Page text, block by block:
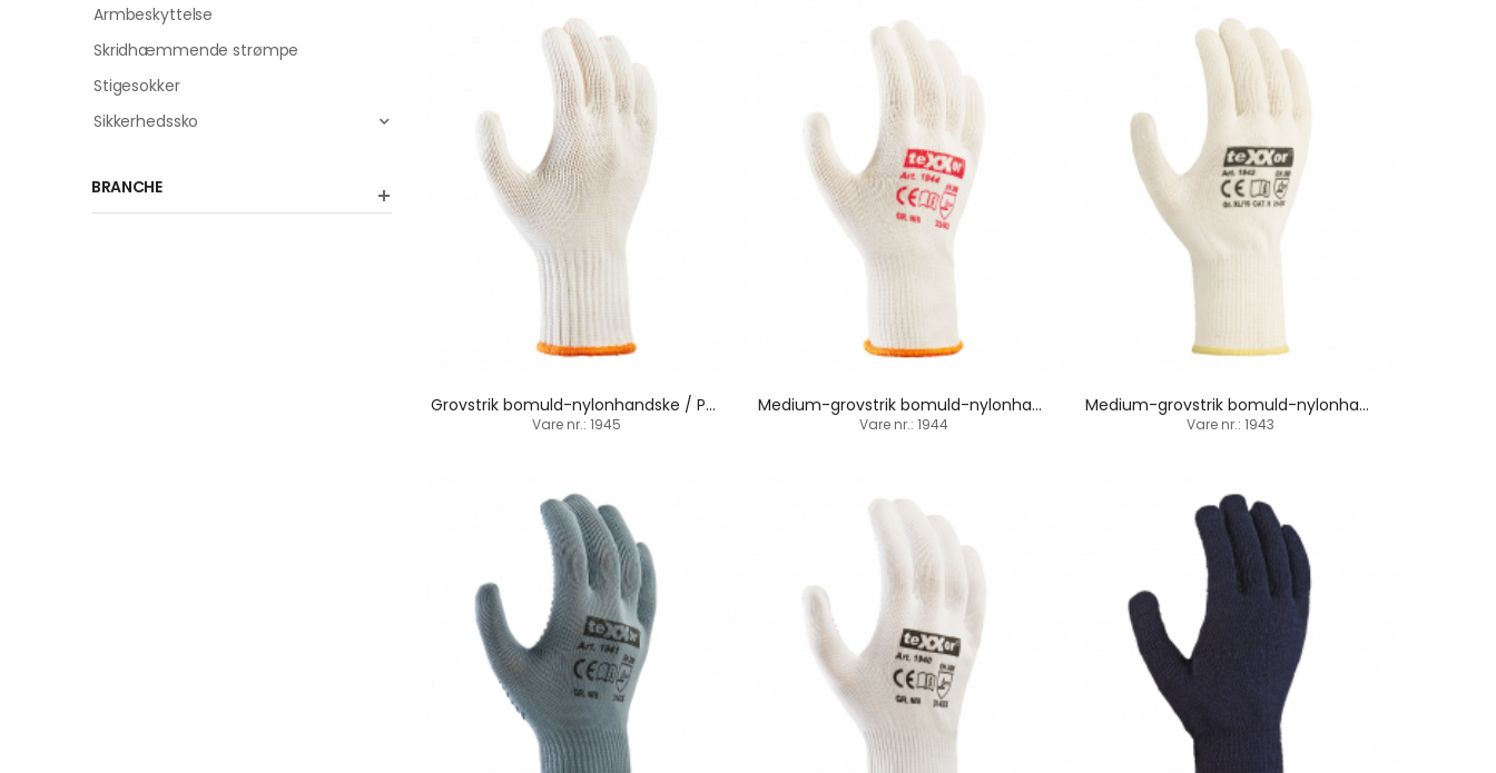
Armbeskyttelse
Skridhæmmende strømpe
Stigesokker
Sikkerhedssko
BRANCHE
Grovstrik bomuld-nylonhandske / PVC-dupper
Vare nr.: 1945
Medium-grovstrik bomuld-nylonhandske / PVC-dupper
Vare nr.: 1944
Medium-grovstrik bomuld-nylonhandske / PVC-dupper
Vare nr.: 1943